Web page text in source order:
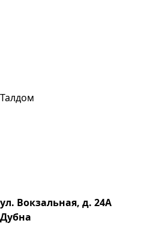
Талдом
ул. Вокзальная, д. 24А
Дубна